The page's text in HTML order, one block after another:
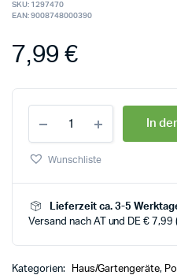
SKU: 1297470
EAN:9008748000390
7,99€
In
Wunschliste
Lieferzeit ca. 3-5
Versand nach AT und DE €
Kategorien: Haus/Gartengeräte,